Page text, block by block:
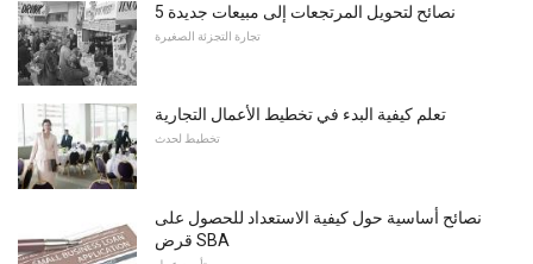
5 نصائح لتحويل المرتجعات إلى مبيعات جديدة
تجارة التجزئة الصغيرة
تعلم كيفية البدء في تخطيط الأعمال التجارية
تخطيط لحدث
نصائح أساسية حول كيفية الاستعداد للحصول على
قرض SBA